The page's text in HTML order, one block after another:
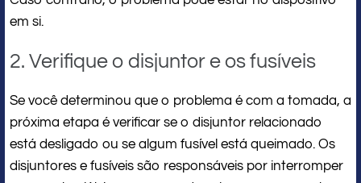
em si.
2. Verifique o disjuntor e os fusíveis
Se você determinou que o problema é com a tomada, a
próxima etapa é verificar se o disjuntor relacionado
está desligado ou se algum fusível está queimado. Os
disjuntores e fusíveis são responsáveis por interromper